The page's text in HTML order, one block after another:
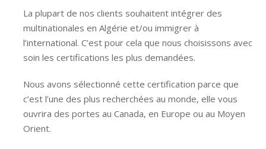
La plupart de nos clients souhaitent intégrer des
multinationales en Algérie et/ou immigrer à
l’international. C’est pour cela que nous choisissons avec
soin les certifications les plus demandées.
Nous avons sélectionné cette certification parce que
c’est l’une des plus recherchées au monde, elle vous
ouvrira des portes au Canada, en Europe ou au Moyen
Orient.